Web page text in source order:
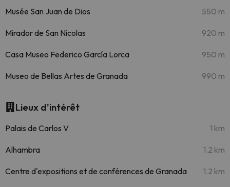
Musée San Juan de Dios 550 m
Mirador de San Nicolas 920 m
Casa Museo Federico García Lorca 950 m
Museo de Bellas Artes de Granada 990 m
Lieux d'intérêt
Palais de Carlos V 1 km
Alhambra 1.2 km
Centre d'expositions et de conférences de Granada 1.2 km